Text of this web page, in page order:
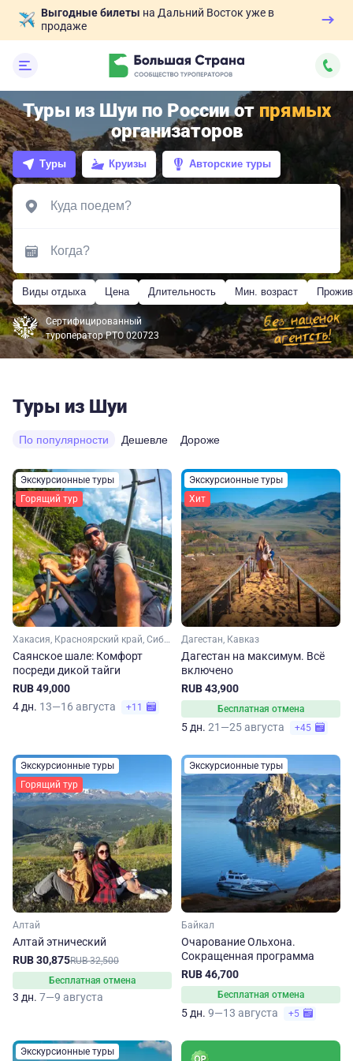
Выгодные билеты на Дальний Восток уже в
продаже
Туры из Шуи по России от прямых
организаторов
Туры Круизы Авторские туры
Виды отдыха Цена Длительность Мин. возраст
Сертифицированный
туроператор РТО 020723
Туры из Шуи
По популярности Дешевле Дороже
Экскурсионные туры
Горящий тур
Хакасия, Красноярский край, Сибирь
Саянское шале: Комфорт
посреди дикой тайги
RUB 49,000
4 дн. 13—16 августа +11
Экскурсионные туры
Хит
Дагестан, Кавказ
Дагестан на максимум. Вcё
включено
RUB 43,900
Бесплатная отмена
5 дн. 21—25 августа +45
Экскурсионные туры
Горящий тур
Алтай
Алтай этнический
RUB 30,875RUB 32,500
Бесплатная отмена
3 дн. 7—9 августа
Экскурсионные туры
Байкал
Очарование Ольхона.
Сокращенная программа
RUB 46,700
Бесплатная отмена
5 дн. 9—13 августа +5
Экскурсионные туры